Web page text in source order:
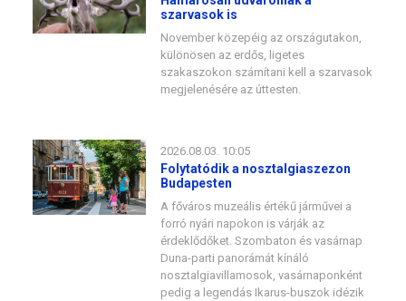
szarvasok is
November közepéig az országutakon,
különösen az erdős, ligetes
szakaszokon számítani kell a szarvasok
megjelenésére az úttesten.
2026.08.03. 10:05
Folytatódik a nosztalgiaszezon
Budapesten
A főváros muzeális értékű járművei a
forró nyári napokon is várják az
érdeklődőket. Szombaton és vasárnap
Duna-parti panorámát kínáló
nosztalgiavillamosok, vasárnaponként
pedig a legendás Ikarus-buszok idézik